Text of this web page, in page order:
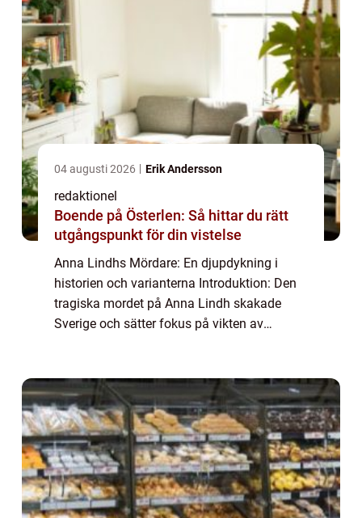
04 augusti 2026 Erik Andersson
redaktionel
Boende på Österlen: Så hittar du rätt
utgångspunkt för din vistelse
Anna Lindhs Mördare: En djupdykning i
historien och varianterna Introduktion: Den
tragiska mordet på Anna Lindh skakade
Sverige och sätter fokus på vikten av